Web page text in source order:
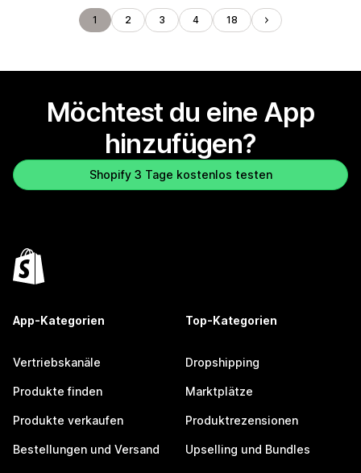
1 2 3 4 18
Möchtest du eine App
hinzufügen?
Shopify 3 Tage kostenlos testen
App-Kategorien
Vertriebskanäle
Produkte finden
Produkte verkaufen
Bestellungen und Versand
Top-Kategorien
Dropshipping
Marktplätze
Produktrezensionen
Upselling und Bundles